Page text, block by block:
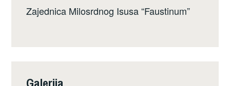
Zajednica Milosrdnog Isusa “Faustinum”